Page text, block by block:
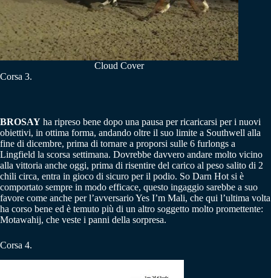
Cloud Cover
Corsa 3.
BROSAY ha ripreso bene dopo una pausa per ricaricarsi per i nuovi
obiettivi, in ottima forma, andando oltre il suo limite a Southwell alla
fine di dicembre, prima di tornare a proporsi sulle 6 furlongs a
Lingfield la scorsa settimana. Dovrebbe davvero andare molto vicino
alla vittoria anche oggi, prima di risentire del carico al peso salito di 2
chili circa, entra in gioco di sicuro per il podio. So Darn Hot si è
comportato sempre in modo efficace, questo ingaggio sarebbe a suo
favore come anche per l’avversario Yes I’m Mali, che qui l’ultima volta
ha corso bene ed è temuto più di un altro soggetto molto promettente:
Motawahij, che veste i panni della sorpresa.
Corsa 4.